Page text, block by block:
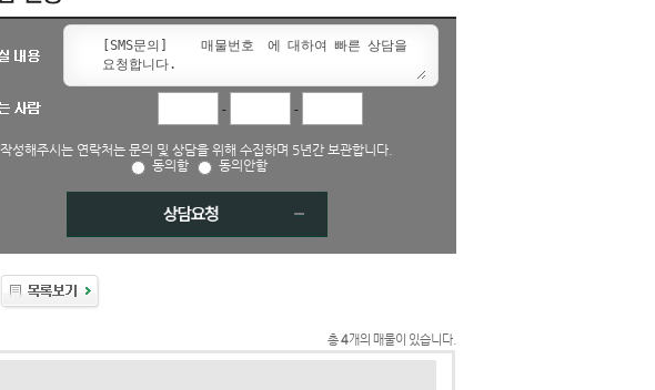
- -
작성해주시는 연락처는 문의 및 상담을 위해 수집하며 5년간 보관합니다.
동의함
동의안함
총4개의 매물이 있습니다.